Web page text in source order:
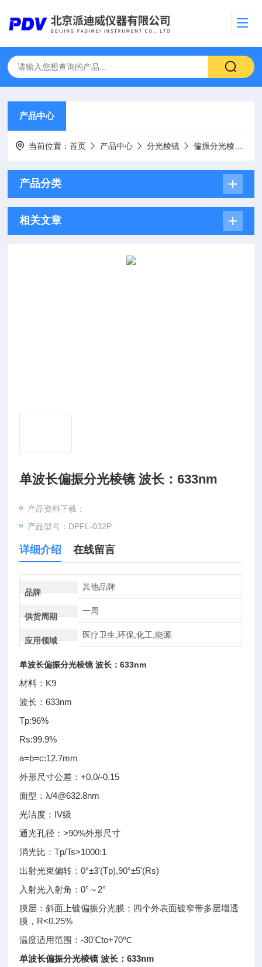
产品中心
当前位置：首页 产品中心 分光棱镜 偏振分光棱镜
产品分类
相关文章
单波长偏振分光棱镜 波长：633nm
产品资料下载：
产品型号：DPFL-032P
详细介绍 在线留言
品牌
其他品牌
供货周期
一周
应用领域
医疗卫生,环保,化工,能源
单波长偏振分光棱镜 波长：633nm
材料：K9
波长：633nm
Tp:96%
Rs:99.9%
a=b=c:12.7mm
外形尺寸公差：+0.0/-0.15
面型：λ/4@632.8nm
光洁度：IV级
通光孔径：>90%外形尺寸
消光比：Tp/Ts>1000:1
出射光束偏转：0°±3'(Tp),90°±5'(Rs)
入射光入射角：0°～2°
膜层：斜面上镀偏振分光膜；四个外表面镀窄带多层增透
膜，R<0.25%
温度适用范围：-30℃to+70℃
单波长偏振分光棱镜 波长：633nm